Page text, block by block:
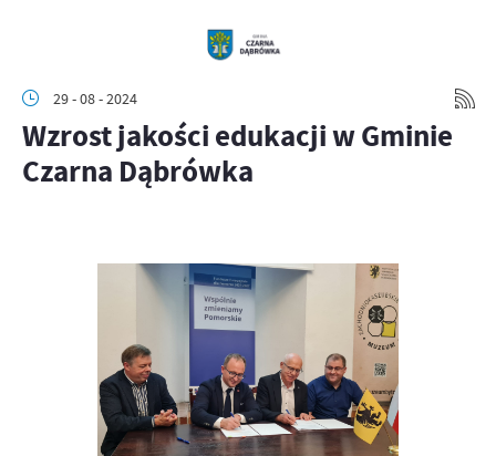
29 - 08 - 2024
Wzrost jakości edukacji w Gminie
Czarna Dąbrówka